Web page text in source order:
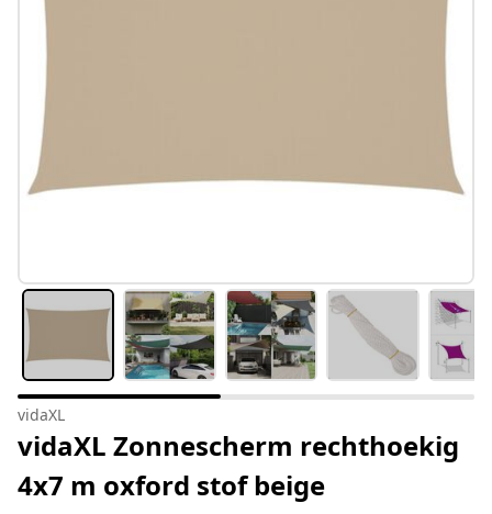
vidaXL
vidaXL Zonnescherm rechthoekig
4x7 m oxford stof beige